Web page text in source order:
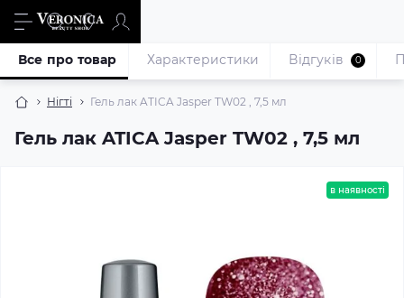
Нігті Гель лак ATICA Jasper TW02 , 7,5 мл
Гель лак ATICA Jasper TW02 , 7,5 мл
Все про товар Характеристики Відгуків 0
в наявності